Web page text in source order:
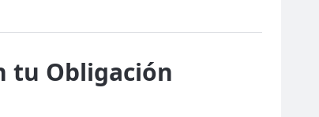
tu Obligación